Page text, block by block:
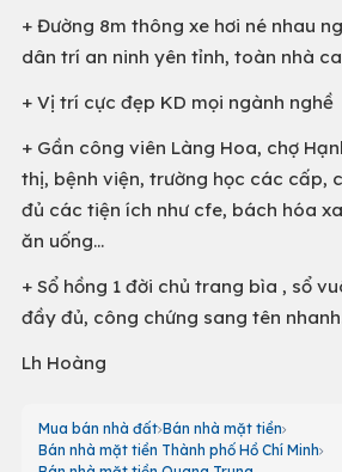
+ Đường 8m thông xe hơi né nhau
dân trí an ninh yên tỉnh, toàn nhà
+ Vị trí cực đẹp KD mọi ngành nghề
+ Gần công viên Làng Hoa, chợ
thị, bệnh viện, trường học các cấp,
đủ các tiện ích như cfe, bách hóa
ăn uống…
+ Sổ hồng 1 đời chủ trang bìa , sổ
đầy đủ, công chứng sang tên
Lh Hoàng
Mua bán nhà đất Bán nhà mặt tiền
Bán nhà mặt tiền Thành phố Hồ Chí Minh